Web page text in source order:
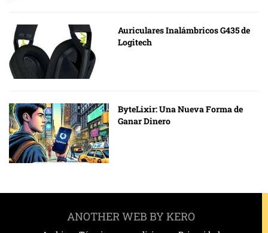
Auriculares Inalámbricos G435 de
Logitech
ByteLixir: Una Nueva Forma de
Ganar Dinero
ANOTHER WEB BY KERO